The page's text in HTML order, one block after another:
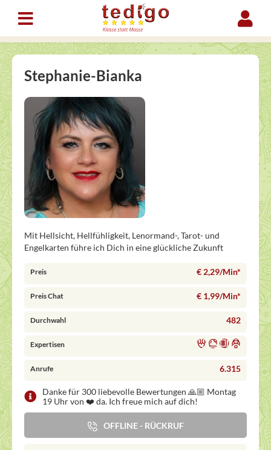
Stephanie-Bianka
Mit Hellsicht, Hellfühligkeit, Lenormand-, Tarot- und
Engelkarten führe ich Dich in eine glückliche Zukunft
Preis € 2,29/Min*
Preis Chat € 1,99/Min*
Durchwahl 482
Expertisen
Anrufe 6.315
Danke für 300 liebevolle Bewertungen 🙏🏼 Montag
19 Uhr von ❤️ da. Ich freue mich auf dich!
OFFLINE - RÜCKRUF